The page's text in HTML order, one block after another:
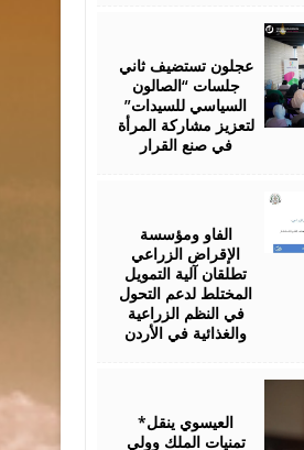
عجلون تستضيف ثاني
جلسات “الصالون
السياسي للسيدات”
لتعزيز مشاركة المرأة
في صنع القرار
الفاو ومؤسسة
الإقراض الزراعي
تطلقان آلية التمويل
المختلط لدعم التحول
في النظم الزراعية
والغذائية في الأردن
*العيسوي ينقل
تمنيات الملك وولي